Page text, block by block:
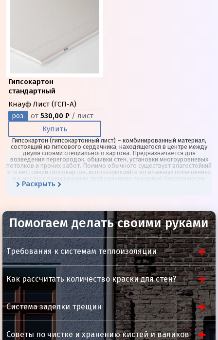
Гипсокартон
стандартный
Кнауф Лист (ГСП-A)
роз. от 530,00 ₽ / лист
Купить
Гипсокартон (гипсокартонный лист) – комбинированный материал,
состоящий из гипсового сердечника, находящегося в центре между
двумя слоями специального картона. Предназначается для
возведения перегородок, обшивки стен, установки многоуровневых
потолков и прочих работ. Помимо обычного существует влагостойкий
и огнестойкий гипсокартон, использующийся во влажных помещениях
Раскрыть
Помогаем делать своими руками
Требования к системам теплоизоляции
Как рассчитать количество краски для стен?
Система заделки трещин
Советы по чистке и хранению кистей и валиков